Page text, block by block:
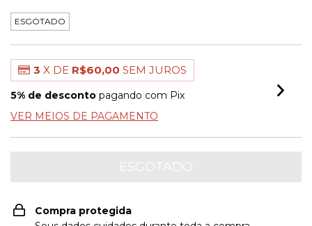
ESGOTADO
3 X DE R$60,00 SEM JUROS
5% de desconto pagando com Pix
VER MEIOS DE PAGAMENTO
Compra protegida